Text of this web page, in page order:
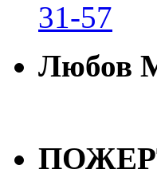
31-57
Любов